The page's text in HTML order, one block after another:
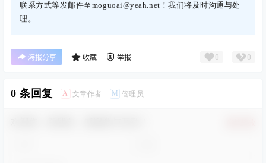
联系方式等发邮件至moguoai@yeah.net！我们将及时沟通与处
理。
海报分享 收藏 举报 0 0
0 条回复 A 文章作者 M 管理员